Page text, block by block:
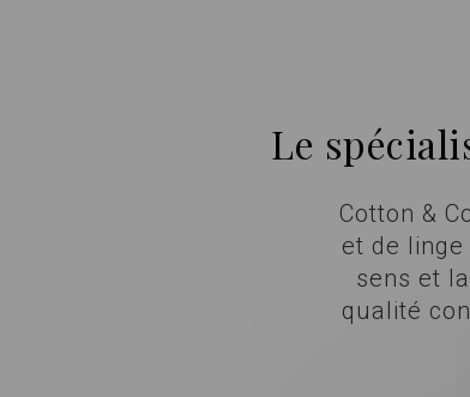
Le
Cotton &
et de
sens et
qualité